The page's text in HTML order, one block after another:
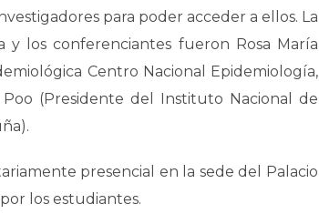
para poder acceder a ellos. La
y los conferenciantes fueron Rosa María
Centro Nacional Epidemiología,
(Presidente del Instituto Nacional de
presencial en la sede del Palacio
los estudiantes.